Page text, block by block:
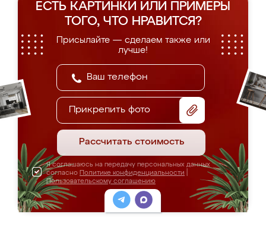
ЕСТЬ КАРТИНКИ ИЛИ ПРИМЕРЫ
ТОГО, ЧТО НРАВИТСЯ?
Присылайте — сделаем также или
лучше!
Прикрепить фото
Рассчитать стоимость
Я соглашаюсь на передачу персональных данных
согласно Политике конфиденциальности
Пользовательскому соглашению